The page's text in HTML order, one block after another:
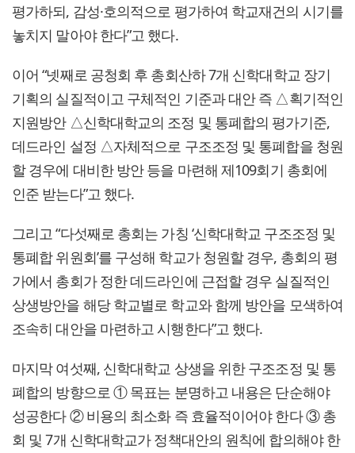
평가하되, 감성·호의적으로 평가하여 학교재건의 시기를
놓치지 말아야 한다”고 했다.
이어 “넷째로 공청회 후 총회산하 7개 신학대학교 장기
기획의 실질적이고 구체적인 기준과 대안 즉 △획기적인
지원방안 △신학대학교의 조정 및 통폐합의 평가기준,
데드라인 설정 △자체적으로 구조조정 및 통폐합을 청원
할 경우에 대비한 방안 등을 마련해 제109회기 총회에
인준 받는다”고 했다.
그리고 “다섯째로 총회는 가칭 ‘신학대학교 구조조정 및
통폐합 위원회’를 구성해 학교가 청원할 경우, 총회의 평
가에서 총회가 정한 데드라인에 근접할 경우 실질적인
상생방안을 해당 학교별로 학교와 함께 방안을 모색하여
조속히 대안을 마련하고 시행한다”고 했다.
마지막 여섯째, 신학대학교 상생을 위한 구조조정 및 통
폐합의 방향으로 ① 목표는 분명하고 내용은 단순해야
성공한다 ② 비용의 최소화 즉 효율적이어야 한다 ③ 총
회 및 7개 신학대학교가 정책대안의 원칙에 합의해야 한